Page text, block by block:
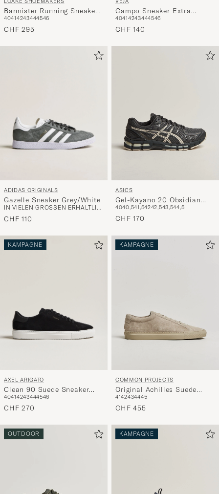
Bannister Running Sneaker
Navy Suede
40414243444546
CHF 295
Campo Sneaker Extra
White/Natural Suede
40414243444546
CHF 140
ADIDAS ORIGINALS
Gazelle Sneaker Grey/White
IN VIELEN GRÖSSEN ERHÄLTLICH
CHF 110
ASICS
Gel-Kayano 20 Obsidian
Grey
4040,541,54242,543,544,5
CHF 170
KAMPAGNE
AXEL ARIGATO
Clean 90 Suede Sneaker
Black
40414243444546
CHF 270
KAMPAGNE
COMMON PROJECTS
Original Achilles Suede
Sneaker Warm Grey
4142434445
CHF 455
OUTDOOR KAMPAGNE